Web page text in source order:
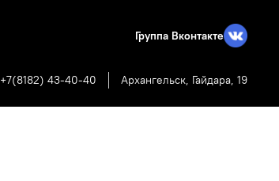
Группа Вконтакте
+7(8182) 43-40-40 Архангельск, Гайдара, 19